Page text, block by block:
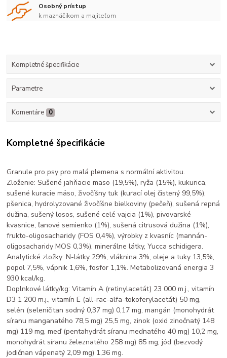
Osobný prístup
k maznáčikom a majiteľom
Kompletné špecifikácie
Parametre
Komentáre 0
Kompletné špecifikácie
Granule pro psy pro malá plemena s normální aktivitou.
Zloženie: Sušené jahňacie mäso (19,5%), ryža (15%), kukurica,
sušené kuracie mäso, živočíšny tuk (kurací olej čistený 99,5%),
pšenica, hydrolyzované živočíšne bielkoviny (pečeň), sušená repná
dužina, sušený losos, sušené celé vajcia (1%), pivovarské
kvasnice, ľanové semienko (1%), sušená citrusová dužina (1%),
frukto-oligosacharidy (FOS 0,4%), výrobky z kvasníc (mannán-
oligosacharidy MOS 0,3%), minerálne látky, Yucca schidigera.
Analytické zložky: N-látky 29%, vláknina 3%, oleje a tuky 13,5%,
popol 7,5%, vápnik 1,6%, fosfor 1,1%. Metabolizovaná energia 3
930 kcal/kg.
Doplnkové látky/kg: Vitamín A (retinylacetát) 23 000 m.j., vitamín
D3 1 200 m.j., vitamín E (all-rac-alfa-tokoferylacetát) 50 mg,
selén (seleničitan sodný 0,37 mg) 0,17 mg, mangán (monohydrát
síranu manganatého 78,5 mg) 25,5 mg, zinok (oxid zinočnatý 148
mg) 119 mg, meď (pentahydrát síranu meďnatého 40 mg) 10,2 mg,
monohydrát síranu železnatého 258 mg) 85 mg, jód (bezvodý
jodičnan vápenatý 2,09 mg) 1,36 mg.